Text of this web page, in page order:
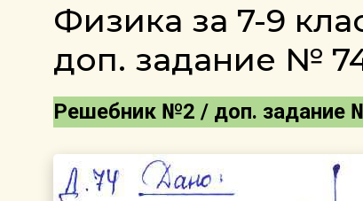
Физика за 7-9
доп. задание №
Решебник №2 / доп. задание